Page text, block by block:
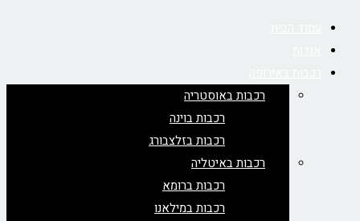
רכבות באוסטריה
רכבות בוינה
רכבות בזלצבורג
רכבות באיטליה
רכבות ברומא
רכבות במילאנו